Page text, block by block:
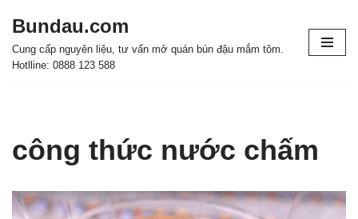
Chuyển
tới
Bundau.com
Cung cấp nguyên liệu, tư vấn mở quán bún đậu mắm tôm.
Hotlline: 0888 123 588
công thức nước chấm